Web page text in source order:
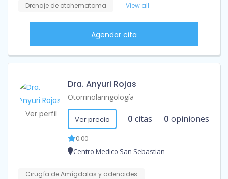
Drenaje de otohematoma
View all
Agendar cita
Ver perfil
Dra. Anyuri Rojas
Otorrinolaringología
Ver precio 0 citas 0 opiniones
0.00
Centro Medico San Sebastian
Cirugía de Amígdalas y adenoides